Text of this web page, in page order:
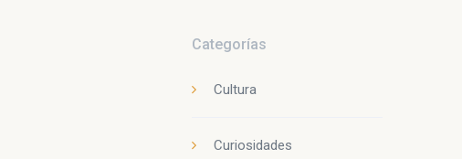
Categorías
Cultura
Curiosidades